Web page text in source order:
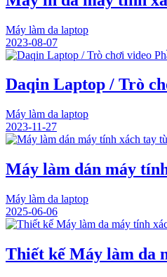
Máy làm da laptop
2023-08-07
Daqin Laptop / Trò
Máy làm da laptop
2023-11-27
Máy làm dán máy
Máy làm da laptop
2025-06-06
Thiết kế Máy làm da